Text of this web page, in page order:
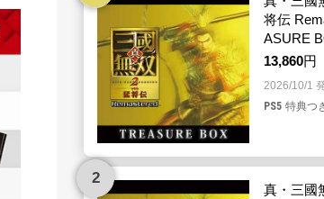
将伝
ASURE
13,860円
2026/10/1
PS5 特典つ
真・三國